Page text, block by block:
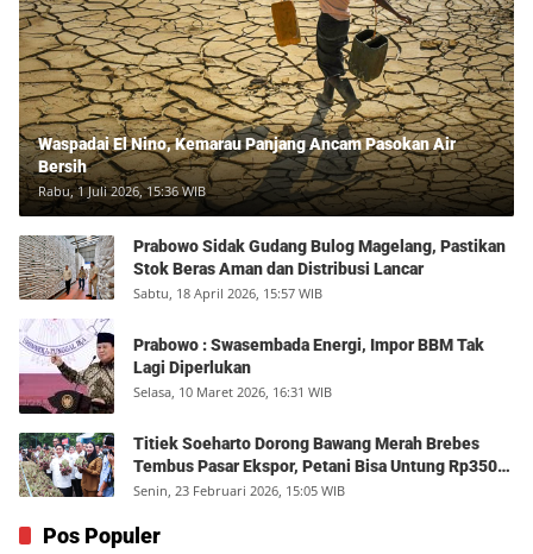
Waspadai El Nino, Kemarau Panjang Ancam Pasokan Air
Bersih
Rabu, 1 Juli 2026, 15:36 WIB
Prabowo Sidak Gudang Bulog Magelang, Pastikan
Stok Beras Aman dan Distribusi Lancar
Sabtu, 18 April 2026, 15:57 WIB
Prabowo : Swasembada Energi, Impor BBM Tak
Lagi Diperlukan
Selasa, 10 Maret 2026, 16:31 WIB
Titiek Soeharto Dorong Bawang Merah Brebes
Tembus Pasar Ekspor, Petani Bisa Untung Rp350
Juta per Hektare
Senin, 23 Februari 2026, 15:05 WIB
Pos Populer